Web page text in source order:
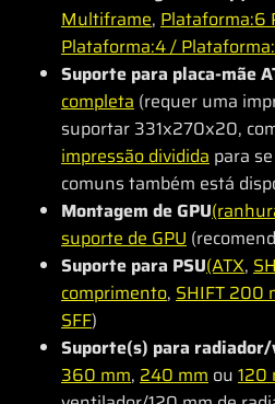
Multiframe, Plataforma:6
Plataforma:4 /
Suporte para placa-mãe
completa (requer uma
suportar 331x270x20,
impressão dividida para
comuns também está
Montagem de GPU
suporte de GPU
Suporte para PSU(ATX,
comprimento, SHIFT 200
SFF)
Suporte(s) para
360 mm, 240 mm ou 120